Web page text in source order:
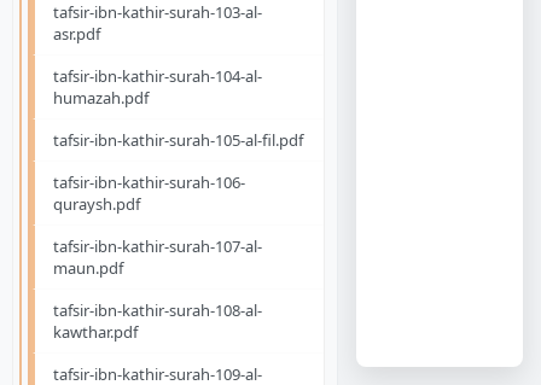
tafsir-ibn-kathir-surah-103-al-
asr.pdf
tafsir-ibn-kathir-surah-104-al-
humazah.pdf
tafsir-ibn-kathir-surah-105-al-fil.pdf
tafsir-ibn-kathir-surah-106-
quraysh.pdf
tafsir-ibn-kathir-surah-107-al-
maun.pdf
tafsir-ibn-kathir-surah-108-al-
kawthar.pdf
tafsir-ibn-kathir-surah-109-al-